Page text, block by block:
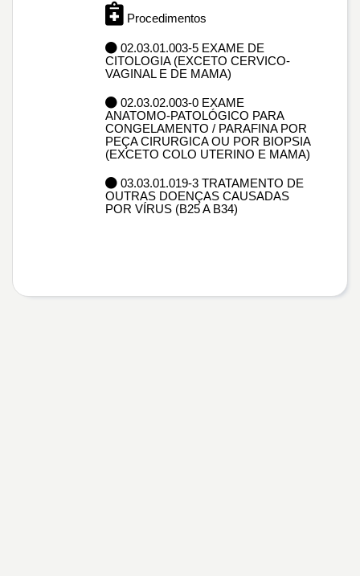
Procedimentos
02.03.01.003-5 EXAME DE
CITOLOGIA (EXCETO CERVICO-
VAGINAL E DE MAMA)
02.03.02.003-0 EXAME
ANATOMO-PATOLÓGICO PARA
CONGELAMENTO / PARAFINA POR
PEÇA CIRURGICA OU POR BIOPSIA
(EXCETO COLO UTERINO E MAMA)
03.03.01.019-3 TRATAMENTO DE
OUTRAS DOENÇAS CAUSADAS
POR VÍRUS (B25 A B34)